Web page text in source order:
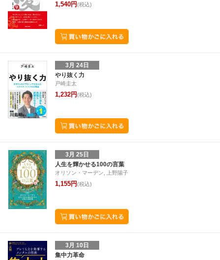
1,540円(税込)
3月 24日
やり抜く力
戸崎圭太
1,232円(税込)
3月 25日
人生を輝かせる100の言葉
オリソン・マーデン, 上野陽子
1,155円(税込)
3月 10日
集中力革命